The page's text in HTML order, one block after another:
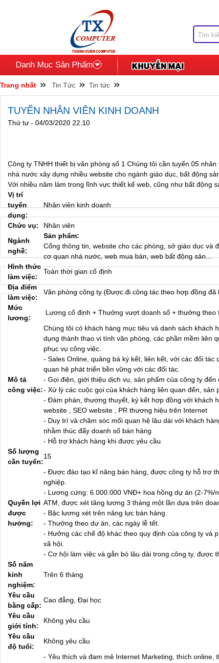
Danh Mục Sản Phẩm
Trang nhất Tin Tức Tin tức
TUYỂN NHÂN VIÊN KINH DOANH
Thứ tư - 04/03/2020 22:10
Công ty TNHH thiết bị văn phòng số 1 Chúng tôi cần tuyển 05
nhà nước xây dựng nhiều website cho ngành giáo dục, bất động
Với nhiều năm làm trong lĩnh vực thiết kế web, cũng như bất động
Vị trí
tuyển
dụng:
Nhân viên kinh doanh
Chức vụ:
Nhân viên
Ngành
nghề:
Sản phẩm:
Cổng thông tin, website cho các phòng, sở giáo dục và
cơ quan nhà nước, web mua bán, web bất động sản...
Hình thức
làm việc:
Toàn thời gian cố định
Địa điểm
làm việc:
Văn phòng công ty (Được đi công tác theo hợp đồng đã
Mức
lương:
Lương cố định + Thưởng vượt doanh số + thưởng
Mô tả
công việc:
Chúng tôi có khách hàng mục tiêu và danh sách khách
dụng thành thạo vi tính văn phòng, các phần mềm liên
phục vụ công việc.
- Sales Online, quảng bá ký kết, liên kết, với các đối tác
quan hệ phát triển bền vững với các đối tác.
- Gọi điện, giới thiệu dịch vụ, sản phẩm của công ty đến
- Xử lý các cuộc gọi của khách hàng liên quan đến, sản
- Đàm phán, thương thuyết, ký kết hợp đồng với khách
website , SEO website , PR thương hiệu trên Internet
- Duy trì và chăm sóc mối quan hệ lâu dài với khách
nhằm thúc đẩy doanh số bán hàng
- Hỗ trợ khách hàng khi được yêu cầu
Số lượng
cần tuyển:
15
Quyền lợi
được
hưởng:
- Được đào tạo kĩ năng bán hàng, được công ty hỗ trợ
nghiệp.
- Lương cứng: 6.000.000 VNĐ+ hoa hồng dự án (2-7%/
ATM, được xét tăng lương 3 tháng một lần dựa trên
- Bậc lương xét trên năng lực bán hàng.
- Thưởng theo dự án, các ngày lễ tết.
- Hưởng các chế độ khác theo quy định của công ty và
xã hội.
- Cơ hội làm việc và gắn bó lâu dài trong công ty, được
Số năm
kinh
nghiệm:
Trên 6 tháng
Yêu cầu
bằng cấp:
Cao đẳng, Đại học
Yêu cầu
giới tính:
Không yêu cầu
Yêu cầu
độ tuổi:
Không yêu cầu
- Yêu thích và đam mê Internet Marketing, thích online,